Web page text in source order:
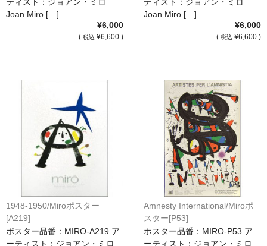
Joan Miro […]
¥6,000
( 税込 ¥6,600 )
Joan Miro […]
¥6,000
( 税込 ¥6,600 )
1948-1950/Miroポスター
[A219]
ポスター品番：MIRO-A219 ア
ーティスト：ジョアン・ミロ
Amnesty International/Miroポ
スター[P53]
ポスター品番：MIRO-P53 ア
ーティスト：ジョアン・ミロ